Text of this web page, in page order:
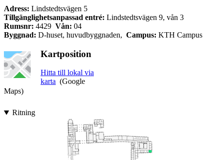
Adress: Lindstedtsvägen 5
Tillgänglighetsanpassad entré: Lindstedtsvägen 9, vån 3
Rumsnr: 4429 Vån: 04
Byggnad: D-huset, huvudbyggnaden, Campus: KTH Campus
Kartposition
Hitta till lokal via
karta (Google
Maps)
Ritning